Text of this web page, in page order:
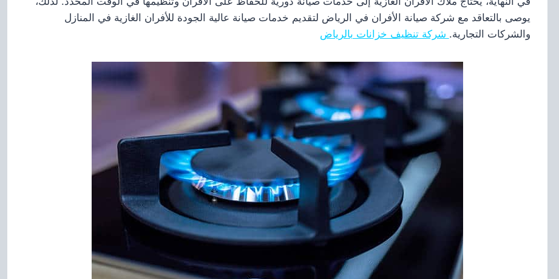
يوصى بالتعاقد مع شركة صيانة الأفران في الرياض لتقديم خدمات صيانة عالية الجودة للأفران الغازية في المنازل
والشركات التجارية. شركة تنظيف خزانات بالرياض